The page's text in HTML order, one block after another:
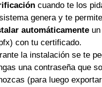
cuando te los
genera y te permite
automáticamente
con tu certificado.
la instalación se te
una contraseña que
(para luego